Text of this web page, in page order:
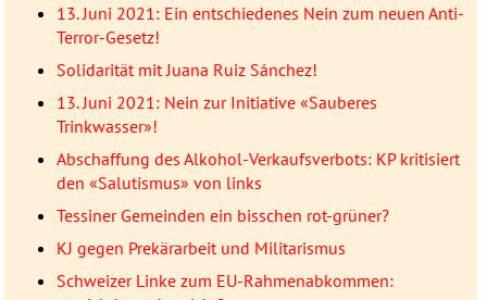
13. Juni 2021: Ein entschiedenes Nein zum neuen Anti-
Terror-Gesetz!
Solidarität mit Juana Ruiz Sánchez!
13. Juni 2021: Nein zur Initiative «Sauberes
Trinkwasser»!
Abschaffung des Alkohol-Verkaufsverbots: KP kritisiert
den «Salutismus» von links
Tessiner Gemeinden ein bisschen rot-grüner?
KJ gegen Prekärarbeit und Militarismus
Schweizer Linke zum EU-Rahmenabkommen: